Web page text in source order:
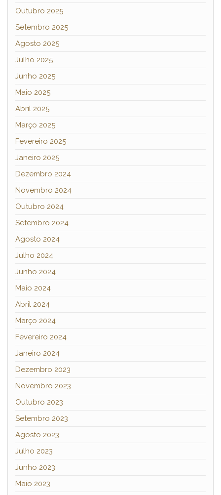
Outubro 2025
Setembro 2025
Agosto 2025
Julho 2025
Junho 2025
Maio 2025
Abril 2025
Março 2025
Fevereiro 2025
Janeiro 2025
Dezembro 2024
Novembro 2024
Outubro 2024
Setembro 2024
Agosto 2024
Julho 2024
Junho 2024
Maio 2024
Abril 2024
Março 2024
Fevereiro 2024
Janeiro 2024
Dezembro 2023
Novembro 2023
Outubro 2023
Setembro 2023
Agosto 2023
Julho 2023
Junho 2023
Maio 2023